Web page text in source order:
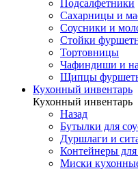
Подсалфетники
Сахарницы и
Соусники и
Стойки
Тортовницы
Чафиндиши и
Щипцы
Кухонный инвентарь
Кухонный инвентарь
Назад
Бутылки для
Дуршлаги и
Контейнеры для
Миски